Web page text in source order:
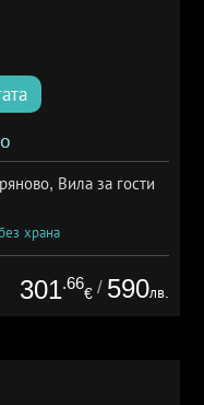
Вила за гости
храна
301.66
€ / 590лв.